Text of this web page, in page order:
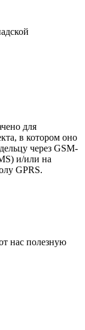
для
в котором оно
через GSM-
и/или на
GPRS.
нас полезную